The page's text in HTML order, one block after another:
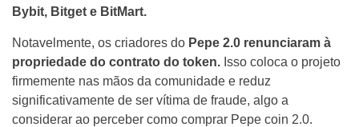
Bybit, Bitget e BitMart.
Notavelmente, os criadores do Pepe 2.0 renunciaram à
propriedade do contrato do token. Isso coloca o projeto
firmemente nas mãos da comunidade e reduz
significativamente de ser vítima de fraude, algo a
considerar ao perceber como comprar Pepe coin 2.0.